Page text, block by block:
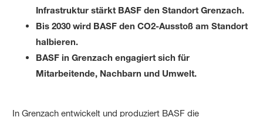
Infrastruktur stärkt BASF den Standort Grenzach.
Bis 2030 wird BASF den CO2-Ausstoß am Standort
halbieren.
BASF in Grenzach engagiert sich für
Mitarbeitende, Nachbarn und Umwelt.
In Grenzach entwickelt und produziert BASF die